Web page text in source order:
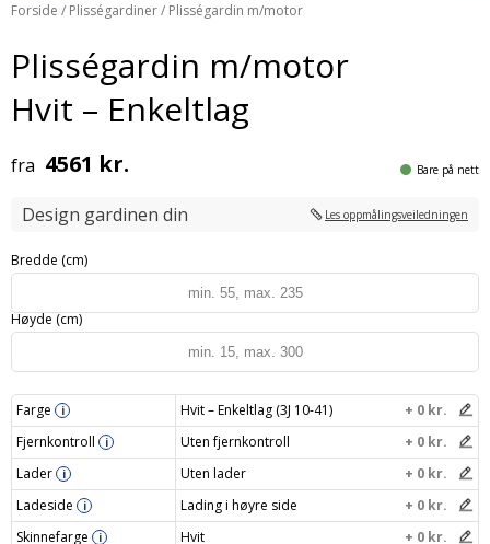
Forside / Plisségardiner/ Plisségardin m/motor
Plisségardin m/motor
Hvit – Enkeltlag
fra 4561 kr. Bare på nett
Design gardinen din Les oppmålingsveiledningen
Bredde (cm)
Høyde (cm)
Farge i Hvit – Enkeltlag (3J 10-41)
+ 0 kr.
Fjernkontroll
i Uten fjernkontroll
+ 0 kr.
Lader
i Uten lader
+ 0 kr.
Ladeside
i Lading i høyre side
+ 0 kr.
Skinnefarge
i Hvit
+ 0 kr.